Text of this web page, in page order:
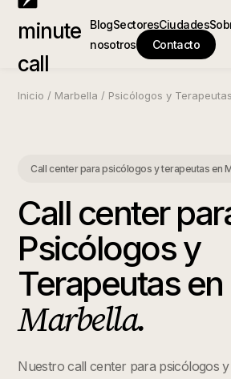
minute
call
BlogSectoresCiudades
nosotros
Contacto
Inicio / Marbella / Psicólogos y Terapeutas
Call center para psicólogos y terapeutas en
Call center
Psicólogos y
Terapeutasen
Marbella.
Nuestro call center para psicólogos